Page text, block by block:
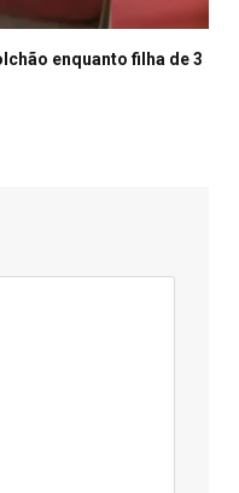
enquanto filha de 3